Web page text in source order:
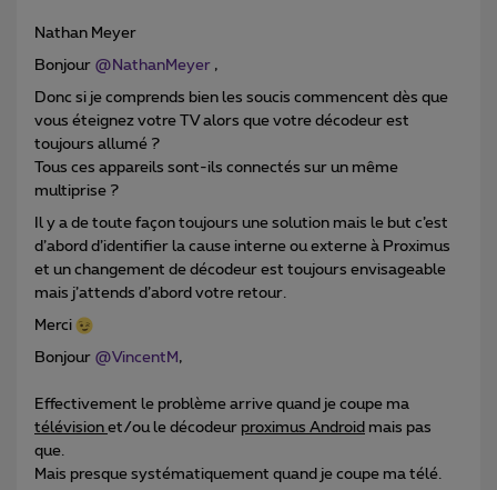
Nathan Meyer
Bonjour @NathanMeyer ,
Donc si je comprends bien les soucis commencent dès que
vous éteignez votre TV alors que votre décodeur est
toujours allumé ?
Tous ces appareils sont-ils connectés sur un même
multiprise ?
Il y a de toute façon toujours une solution mais le but c’est
d’abord d’identifier la cause interne ou externe à Proximus
et un changement de décodeur est toujours envisageable
mais j’attends d’abord votre retour.
Merci
Bonjour @VincentM ,
Effectivement le problème arrive quand je coupe ma
télévision et/ou le décodeur proximus Android mais pas
que.
Mais presque systématiquement quand je coupe ma télé.